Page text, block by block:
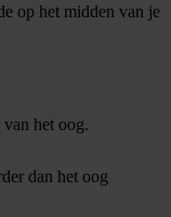
op het midden van je
het oog.
dan het oog